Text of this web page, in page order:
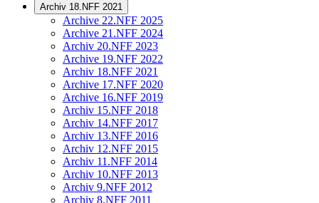
Archiv 18.NFF 2021
Archive 22.NFF 2025
Archive 21.NFF 2024
Archiv 20.NFF 2023
Archive 19.NFF 2022
Archiv 18.NFF 2021
Archive 17.NFF 2020
Archive 16.NFF 2019
Archiv 15.NFF 2018
Archiv 14.NFF 2017
Archiv 13.NFF 2016
Archiv 12.NFF 2015
Archiv 11.NFF 2014
Archiv 10.NFF 2013
Archiv 9.NFF 2012
Archiv 8.NFF 2011